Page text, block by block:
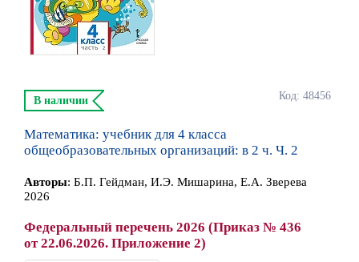
Код: 48456
В наличии
Математика: учебник для 4 класса
общеобразовательных организаций: в 2 ч. Ч. 2
Авторы: Б.П. Гейдман, И.Э. Мишарина, Е.А. Зверева
2026
Федеральный перечень 2026 (Приказ № 436
от 22.06.2026. Приложение 2)